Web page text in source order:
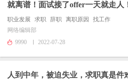
就离谱！面试接了offer一天就走人
职业发展 求职 辞职 离职原因
找工作
网络编辑部
9990
2022-07-28
人到中年，被迫失业，求职真是件